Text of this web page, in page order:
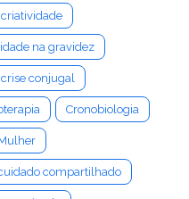
criatividade
na gravidez
crise conjugal
Cronobiologia
compartilhado